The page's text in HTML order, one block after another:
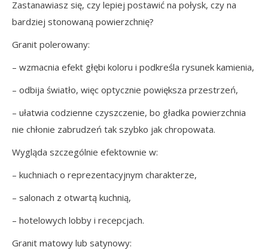
Zastanawiasz się, czy lepiej postawić na połysk, czy na
bardziej stonowaną powierzchnię?
Granit polerowany:
– wzmacnia efekt głębi koloru i podkreśla rysunek kamienia,
– odbija światło, więc optycznie powiększa przestrzeń,
– ułatwia codzienne czyszczenie, bo gładka powierzchnia
nie chłonie zabrudzeń tak szybko jak chropowata.
Wygląda szczególnie efektownie w:
– kuchniach o reprezentacyjnym charakterze,
– salonach z otwartą kuchnią,
– hotelowych lobby i recepcjach.
Granit matowy lub satynowy: